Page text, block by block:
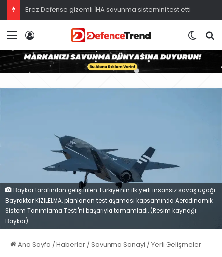
Erez Defense gizemli İHA savunma sistemini test etti
Menü Dış
Baykar tarafından geliştirilen Türkiye'nin ilk yerli insansız savaş uçağı
Bayraktar KIZILELMA, planlanan test aşaması kapsamında Aerodinamik
Sistem Tanımlama Testi'ni başarıyla tamamladı. (Resim kaynağı:
Baykar)
Ana Sayfa /Haberler /Savunma Sanayi /Yerli Gelişmeler